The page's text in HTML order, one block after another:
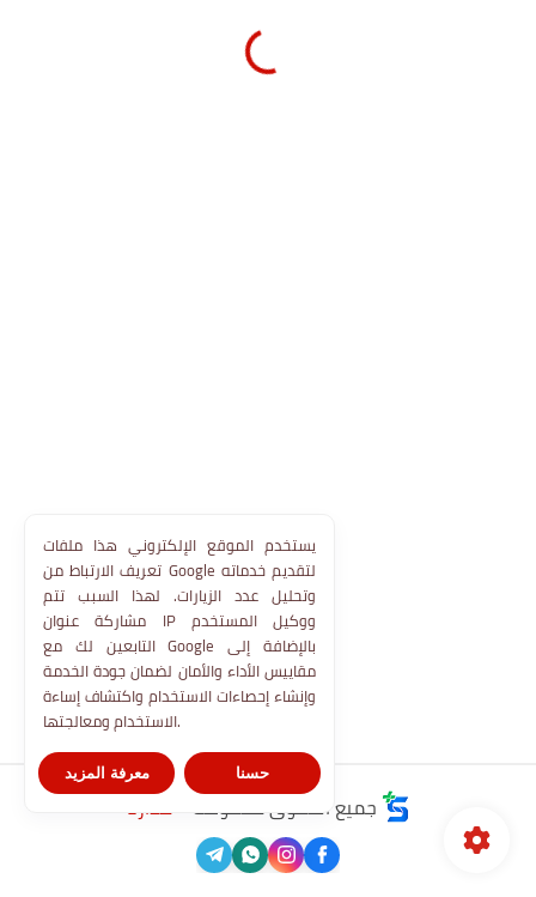
جميع الحقوق محفوظة © مدارنا
يستخدم الموقع الإلكتروني هذا ملفات
تعريف الارتباط من Google لتقديم خدماته
وتحليل عدد الزيارات. لهذا السبب تتم
مشاركة عنوان IP ووكيل المستخدم
التابعين لك مع Google بالإضافة إلى
مقاييس الأداء والأمان لضمان جودة الخدمة
وإنشاء إحصاءات الاستخدام واكتشاف إساءة
الاستخدام ومعالجتها.
معرفة المزيد حسنا